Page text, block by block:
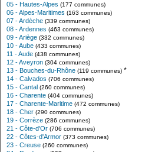
05 - Hautes-Alpes (177 communes)
06 - Alpes-Maritimes (163 communes)
07 - Ardèche (339 communes)
08 - Ardennes (463 communes)
09 - Ariège (332 communes)
10 - Aube (433 communes)
11 - Aude (438 communes)
12 - Aveyron (304 communes)
13 - Bouches-du-Rhône (119 communes) *
14 - Calvados (706 communes)
15 - Cantal (260 communes)
16 - Charente (404 communes)
17 - Charente-Maritime (472 communes)
18 - Cher (290 communes)
19 - Corrèze (286 communes)
21 - Côte-d'Or (706 communes)
22 - Côtes-d'Armor (373 communes)
23 - Creuse (260 communes)